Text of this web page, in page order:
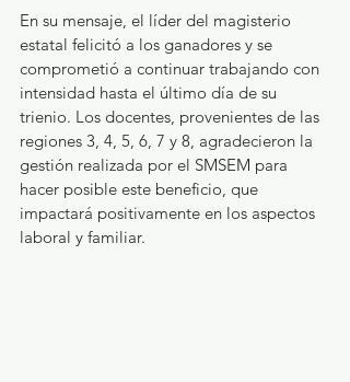
En su mensaje, el líder del magisterio
estatal felicitó a los ganadores y se
comprometió a continuar trabajando con
intensidad hasta el último día de su
trienio. Los docentes, provenientes de las
regiones 3, 4, 5, 6, 7 y 8, agradecieron la
gestión realizada por el SMSEM para
hacer posible este beneficio, que
impactará positivamente en los aspectos
laboral y familiar.